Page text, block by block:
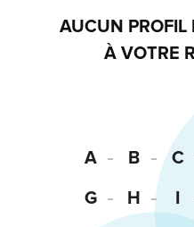
AUCUN PROFIL
À VOTRE
A B C
G
H I